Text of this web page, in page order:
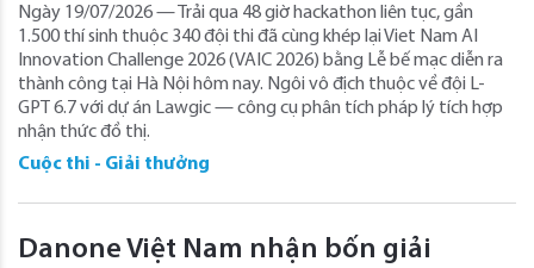
Ngày 19/07/2026 — Trải qua 48 giờ hackathon liên tục, gần
1.500 thí sinh thuộc 340 đội thi đã cùng khép lại Viet Nam AI
Innovation Challenge 2026 (VAIC 2026) bằng Lễ bế mạc diễn ra
thành công tại Hà Nội hôm nay. Ngôi vô địch thuộc về đội L-
GPT 6.7 với dự án Lawgic — công cụ phân tích pháp lý tích hợp
nhận thức đồ thị.
Cuộc thi - Giải thưởng
Danone Việt Nam nhận bốn giải